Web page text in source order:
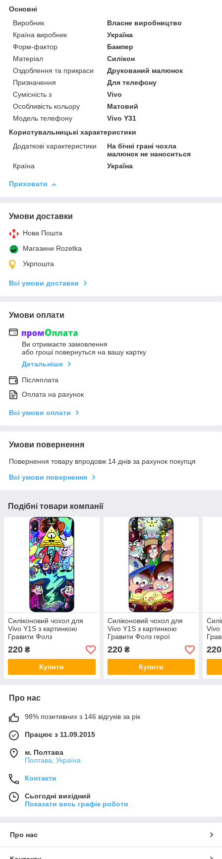
Основні
Виробник
Власне виробництво
Країна виробник
Україна
Форм-фактор
Бампер
Матеріал
Силікон
Оздоблення та прикраси
Друкований малюнок
Призначення
Для телефону
Сумісність з
Vivo
Особливість кольору
Матовий
Модель телефону
Vivo Y31
Користувальницькі характеристики
Додаткові характеристики
На бічні грані чохла
малюнок не наноситься
Країна
Україна
Приховати
Умови доставки
Нова Пошта
Магазини Rozetka
Укрпошта
Всі умови доставки
Умови оплати
Ви отримаєте замовлення
або гроші повернуться на вашу картку
Детальніше
Післяплата
Оплата на рахунок
Всі умови оплати
Умови повернення
Повернення товару впродовж 14 днів за рахунок покупця
Всі умови повернення
Подібні товари компанії
Силіконовий чохол для
Vivo Y1S з картинкою
Гравити Фолз
220 ₴
Купити
Силіконовий чохол для
Vivo Y1S з картинкою
Гравити Фолз герої
220₴
Купити
Vivo
220
Про нас
98% позитивних з 146 відгуків за рік
Працює з 11.09.2015
м. Полтава
Полтава, Україна
Контакти
Сьогодні вихідний
Показати весь графік роботи
Про нас